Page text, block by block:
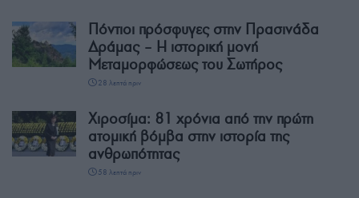
Πόντιοι πρόσφυγες στην Πρασινάδα
Δράμας – Η ιστορική μονή
Μεταμορφώσεως του Σωτήρος
28 λεπτά πριν
Χιροσίμα: 81 χρόνια από την πρώτη
ατομική βόμβα στην ιστορία της
ανθρωπότητας
58 λεπτά πριν